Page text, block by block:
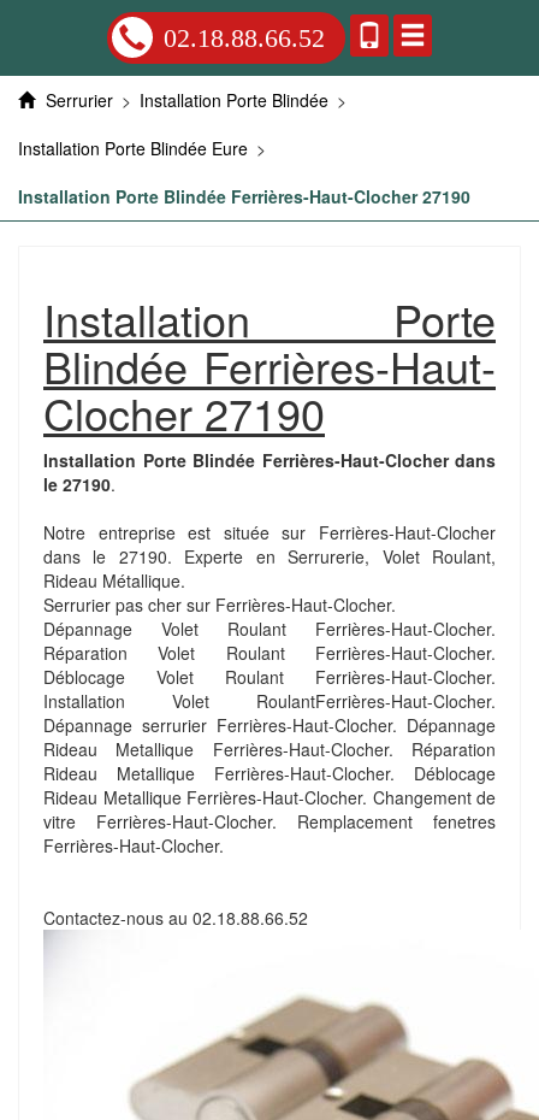
02.18.88.66.52
Serrurier > Installation Porte Blindée >
Installation Porte Blindée Eure >
Installation Porte Blindée Ferrières-Haut-Clocher 27190
Installation Porte
Blindée Ferrières-Haut-
Clocher 27190
Installation Porte Blindée Ferrières-Haut-Clocher dans
le 27190.
Notre entreprise est située sur Ferrières-Haut-Clocher
dans le 27190. Experte en Serrurerie, Volet Roulant,
Rideau Métallique.
Serrurier pas cher sur Ferrières-Haut-Clocher.
Dépannage Volet Roulant Ferrières-Haut-Clocher.
Réparation Volet Roulant Ferrières-Haut-Clocher.
Déblocage Volet Roulant Ferrières-Haut-Clocher.
Installation Volet RoulantFerrières-Haut-Clocher.
Dépannage serrurier Ferrières-Haut-Clocher. Dépannage
Rideau Metallique Ferrières-Haut-Clocher. Réparation
Rideau Metallique Ferrières-Haut-Clocher. Déblocage
Rideau Metallique Ferrières-Haut-Clocher. Changement de
vitre Ferrières-Haut-Clocher. Remplacement fenetres
Ferrières-Haut-Clocher.
Contactez-nous au 02.18.88.66.52